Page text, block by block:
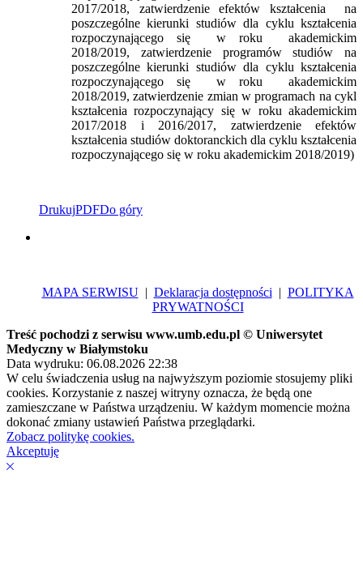
2017/2018, zatwierdzenie efektów kształcenia na
poszczególne kierunki studiów dla cyklu kształcenia
rozpoczynającego się w roku akademickim
2018/2019, zatwierdzenie programów studiów na
poszczególne kierunki studiów dla cyklu kształcenia
rozpoczynającego się w roku akademickim
2018/2019, zatwierdzenie zmian w programach na cykl
kształcenia rozpoczynający się w roku akademickim
2017/2018 i 2016/2017, zatwierdzenie efektów
kształcenia studiów doktoranckich dla cyklu kształcenia
rozpoczynającego się w roku akademickim 2018/2019)
DrukujPDFDo góry
MAPA SERWISU| Deklaracja dostępności | POLITYKA
PRYWATNOŚCI
Treść pochodzi z serwisu www.umb.edu.pl © Uniwersytet
Medyczny w Białymstoku
Data wydruku: 06.08.2026 22:38
W celu świadczenia usług na najwyższym poziomie stosujemy pliki
cookies. Korzystanie z naszej witryny oznacza, że będą one
zamieszczane w Państwa urządzeniu. W każdym momencie można
dokonać zmiany ustawień Państwa przeglądarki.
Zobacz politykę cookies.
Akceptuję